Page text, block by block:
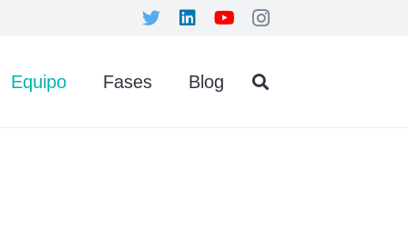
Equipo Fases Blog